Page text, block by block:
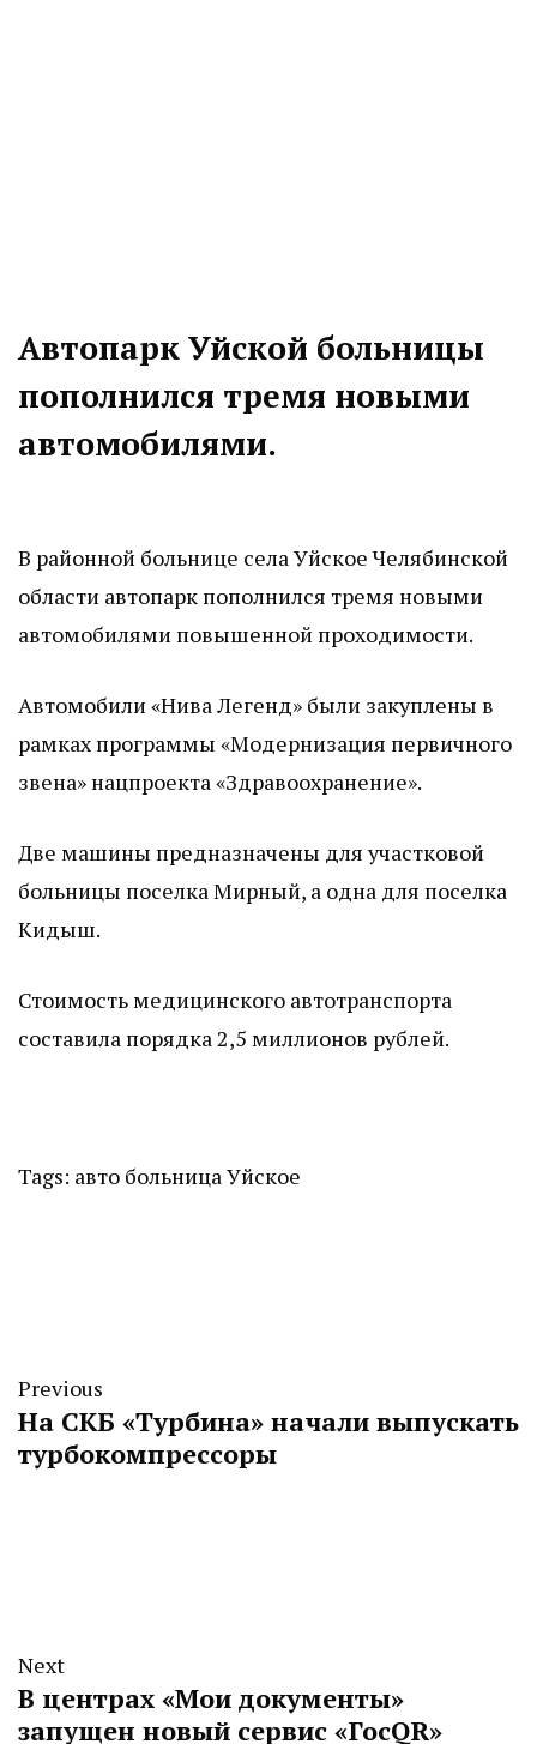
Автопарк Уйской больницы
пополнился тремя новыми
автомобилями.
В районной больнице села Уйское Челябинской
области автопарк пополнился тремя новыми
автомобилями повышенной проходимости.
Автомобили «Нива Легенд» были закуплены в
рамках программы «Модернизация первичного
звена» нацпроекта «Здравоохранение».
Две машины предназначены для участковой
больницы поселка Мирный, а одна для поселка
Кидыш.
Стоимость медицинского автотранспорта
составила порядка 2,5 миллионов рублей.
Tags: авто больницаУйское
Previous
На СКБ «Турбина» начали выпускать
турбокомпрессоры
Next
В центрах «Мои документы»
запущен новый сервис «ГосQR»